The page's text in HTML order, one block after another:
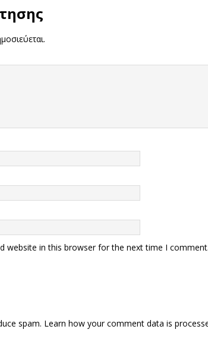
website in this browser for the next time I comment.
spam. Learn how your comment data is